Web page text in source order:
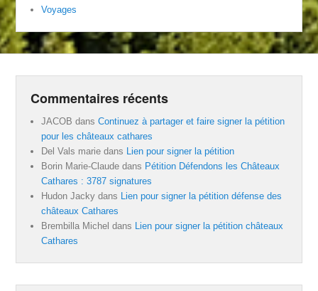
Voyages
Commentaires récents
JACOB dansContinuez à partager et faire signer la pétition
pour les châteaux cathares
Del Vals marie dans Lien pour signer la pétition
Borin Marie-Claude dans Pétition Défendons les Châteaux
Cathares : 3787 signatures
Hudon Jacky dans Lien pour signer la pétition défense des
châteaux Cathares
Brembilla Michel dans Lien pour signer la pétition châteaux
Cathares